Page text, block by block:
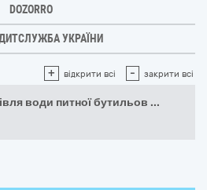
DOZORRO
УКРАЇНИ
+ відкрити всі - закрити всі
води питної бутильов ...